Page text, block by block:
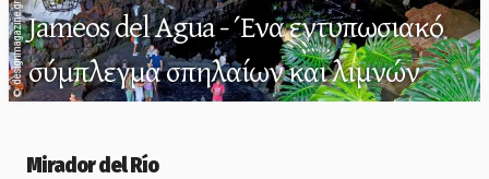
©
designmagazine.grJameos del Agua - Ένα εντυπωσιακό
σύμπλεγμα σπηλαίων και λιμνών
Mirador del Río